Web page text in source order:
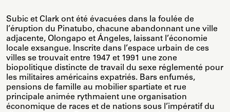
Subic et Clark ont été évacuées dans la foulée de
l’éruption du Pinatubo, chacune abandonnant une ville
adjacente, Olongapo et Ángeles, laissant l’économie
locale exsangue. Inscrite dans l’espace urbain de ces
villes se trouvait entre 1947 et 1991 une zone
biopolitique distincte de travail du sexe réglementé pour
les militaires américains expatriés. Bars enfumés,
pensions de famille au mobilier spartiate et rue
principale animée rythmaient une organisation
économique de races et de nations sous l’impératif du